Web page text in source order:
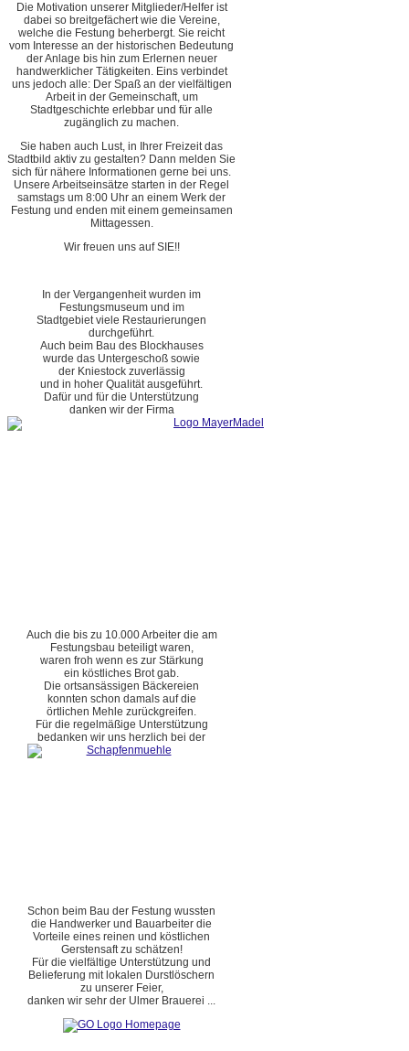
Die Motivation unserer Mitglieder/Helfer ist
dabei so breitgefächert wie die Vereine,
welche die Festung beherbergt. Sie reicht
vom Interesse an der historischen Bedeutung
der Anlage bis hin zum Erlernen neuer
handwerklicher Tätigkeiten. Eins verbindet
uns jedoch alle: Der Spaß an der vielfältigen
Arbeit in der Gemeinschaft, um
Stadtgeschichte erlebbar und für alle
zugänglich zu machen.
Sie haben auch Lust, in Ihrer Freizeit das
Stadtbild aktiv zu gestalten? Dann melden Sie
sich für nähere Informationen gerne bei uns.
Unsere Arbeitseinsätze starten in der Regel
samstags um 8:00 Uhr an einem Werk der
Festung und enden mit einem gemeinsamen
Mittagessen.
Wir freuen uns auf SIE!!
In der Vergangenheit wurden im
Festungsmuseum und im
Stadtgebiet viele Restaurierungen
durchgeführt.
Auch beim Bau des Blockhauses
wurde das Untergeschoß sowie
der Kniestock zuverlässig
und in hoher Qualität ausgeführt.
Dafür und für die Unterstützung
danken wir der Firma
Auch die bis zu 10.000 Arbeiter die am
Festungsbau beteiligt waren,
waren froh wenn es zur Stärkung
ein köstliches Brot gab.
Die ortsansässigen Bäckereien
konnten schon damals auf die
örtlichen Mehle zurückgreifen.
Für die regelmäßige Unterstützung
bedanken wir uns herzlich bei der
Schon beim Bau der Festung wussten
die Handwerker und Bauarbeiter die
Vorteile eines reinen und köstlichen
Gerstensaft zu schätzen!
Für die vielfältige Unterstützung und
Belieferung mit lokalen Durstlöschern
zu unserer Feier,
danken wir sehr der Ulmer Brauerei ...